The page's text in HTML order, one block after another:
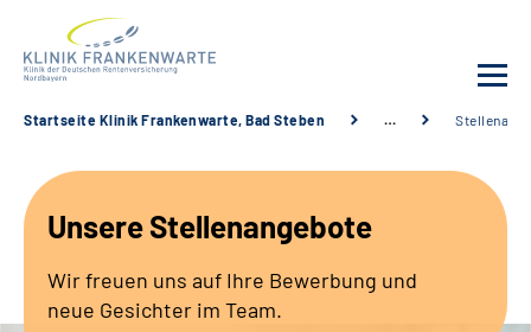
Leistungsangebot
Fachbereiche
Startseite Klinik Frankenwarte, Bad Steben …
Unsere Stellenangebote
Wir freuen uns auf Ihre Bewerbung und
neue Gesichter im Team.